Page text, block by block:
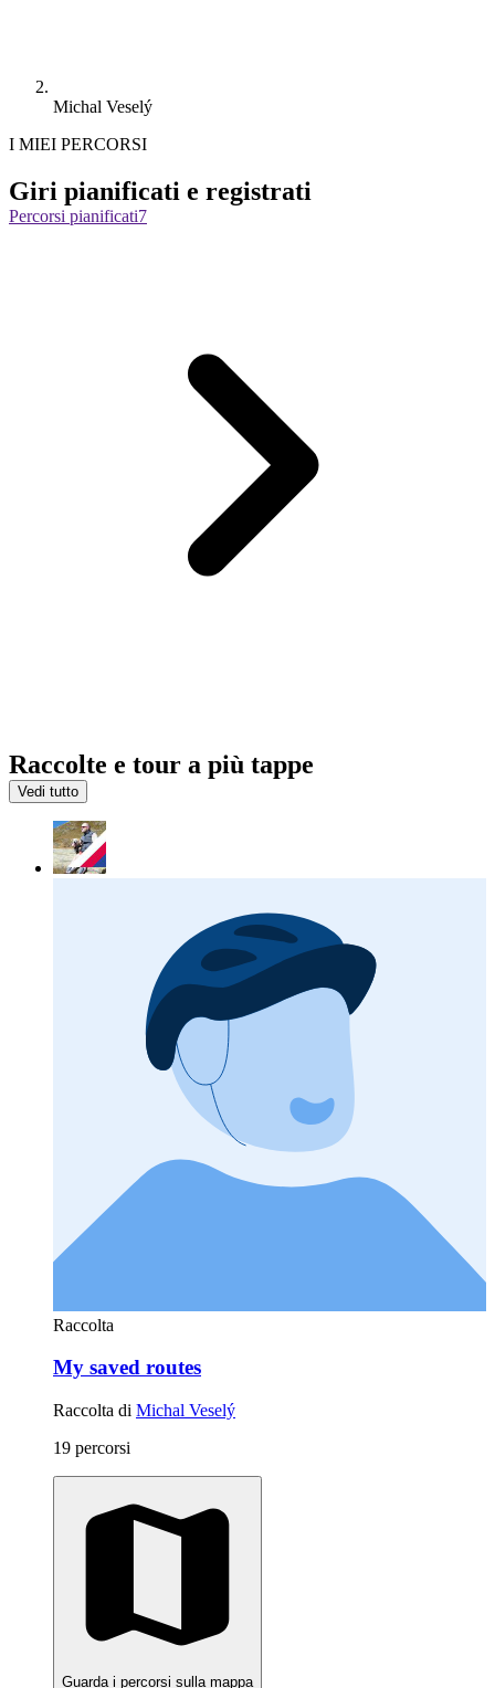
Michal Veselý
I MIEI PERCORSI
Giri pianificati e registrati
Percorsi pianificati7
Raccolte e tour a più tappe
Vedi tutto
Raccolta
My saved routes
Raccolta di Michal Veselý
19 percorsi
Guarda i percorsi sulla mappa